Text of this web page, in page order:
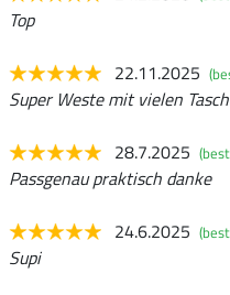
Top
22.11.2025
Super Weste mit vielen
28.7.2025
Passgenau praktisch danke
24.6.2025
Supi